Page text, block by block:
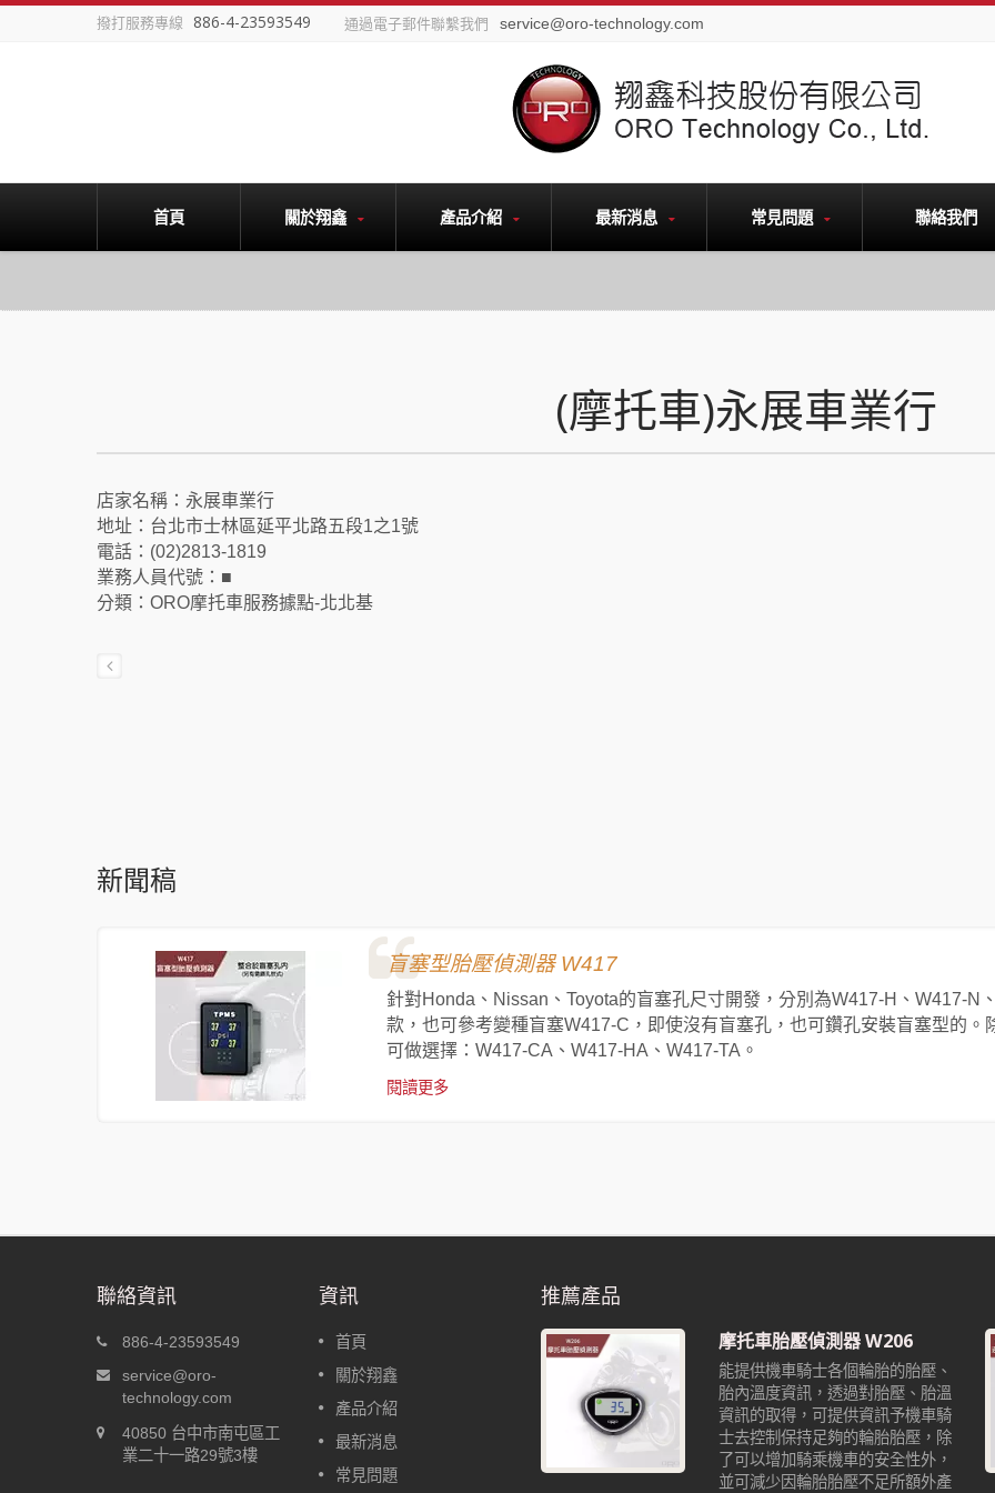
撥打服務專線 886-4-23593549 通過電子郵件聯繫我們 service@oro-technology.com
首頁 關於翔鑫 產品介紹 最新消息 常見問題 聯絡我們
(摩托車)永展車業行
店家名稱：永展車業行
地址：台北市士林區延平北路五段1之1號
電話：(02)2813-1819
業務人員代號：■
分類：ORO摩托車服務據點-北北基
新聞稿
盲塞型胎壓偵測器 W417
針對Honda、Nissan、Toyota的盲塞孔尺寸開發，分別為W417-H、W417-N
款，也可參考變種盲塞W417-C，即使沒有盲塞孔，也可鑽孔安裝盲塞型的
可做選擇：W417-CA、W417-HA、W417-TA。
閱讀更多
聯絡資訊
886-4-23593549
service@oro-
technology.com
40850 台中市南屯區工
業二十一路29號3樓
資訊
首頁
關於翔鑫
產品介紹
最新消息
常見問題
推薦產品
盲塞型胎壓偵測器 W417
針對Honda、Nissan、Toyota的
H、W417-N、W417-T，可以嵌
入盲塞孔中；其他廠牌的車款，也
有盲塞孔，也可鑽孔安裝盲塞型
摩托車胎壓偵測器 W206
能提供機車騎士各個輪胎的胎壓、
胎內溫度資訊，透過對胎壓、胎溫
資訊的取得，可提供資訊予機車騎
士去控制保持足夠的輪胎胎壓，除
了可以增加騎乘機車的安全性外，
並可減少因輪胎胎壓不足所額外產